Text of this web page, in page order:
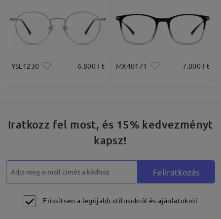
YSL1230 6.800 Ft MX40171 7.000 Ft
Iratkozz fel most, és 15% kedvezményt
kapsz!
Feliratkozás
Frissítsen a legújabb stílusokról és ajánlatokról